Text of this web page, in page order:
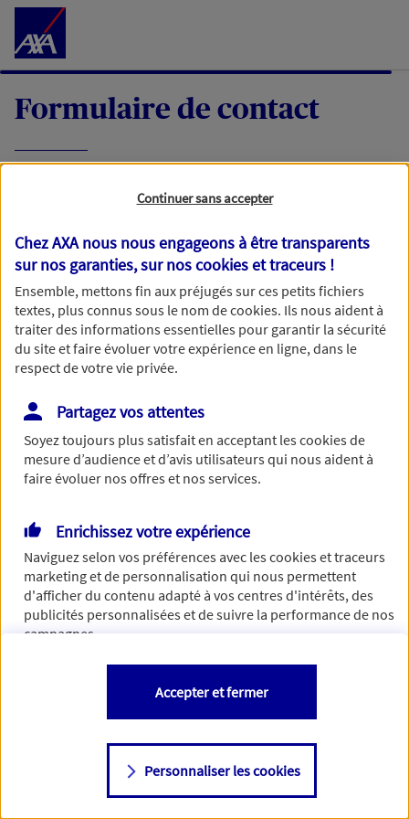
Accéder au Contenu
Formulaire de contact
demande, nous vous répondrons dans les
meilleurs délais par mail ou par téléphone.
Votre message :
Vous disposez de droits sur les informations vous concernant. Pour
plus d’informations,cliquez ici.
Continuer sans accepter
Chez AXA nous nous engageons à être transparents
sur nos garanties, sur noscookies et traceurs !
Ensemble, mettons fin aux préjugés sur ces petits fichiers
textes, plus connus sous le nom decookies. Ils nous aident à
traiter des informations essentielles pour garantir la sécurité
du site et faire évoluer votre expérience en ligne, dans le
respect de votre vie privée.
Partagez vos attentes
Soyez toujours plus satisfait en acceptant lescookiesde
mesure d’audience et d’avis utilisateurs qui nous aident à
faire évoluer nos offres et nos services.
Enrichissez votre expérience
Naviguez selon vos préférences avec lescookies et traceurs
marketing et de personnalisation qui nous permettent
d'afficher du contenu adapté à vos centres d'intérêts, des
publicités personnalisées et de suivre la performance de nos
campagnes.
Vous êtes libre de les accepter, de les refuser comme de
changer d'avis à tout moment en allant sur
Consulter notre politique decookies
Personnaliser les cookies
Accepter et fermer